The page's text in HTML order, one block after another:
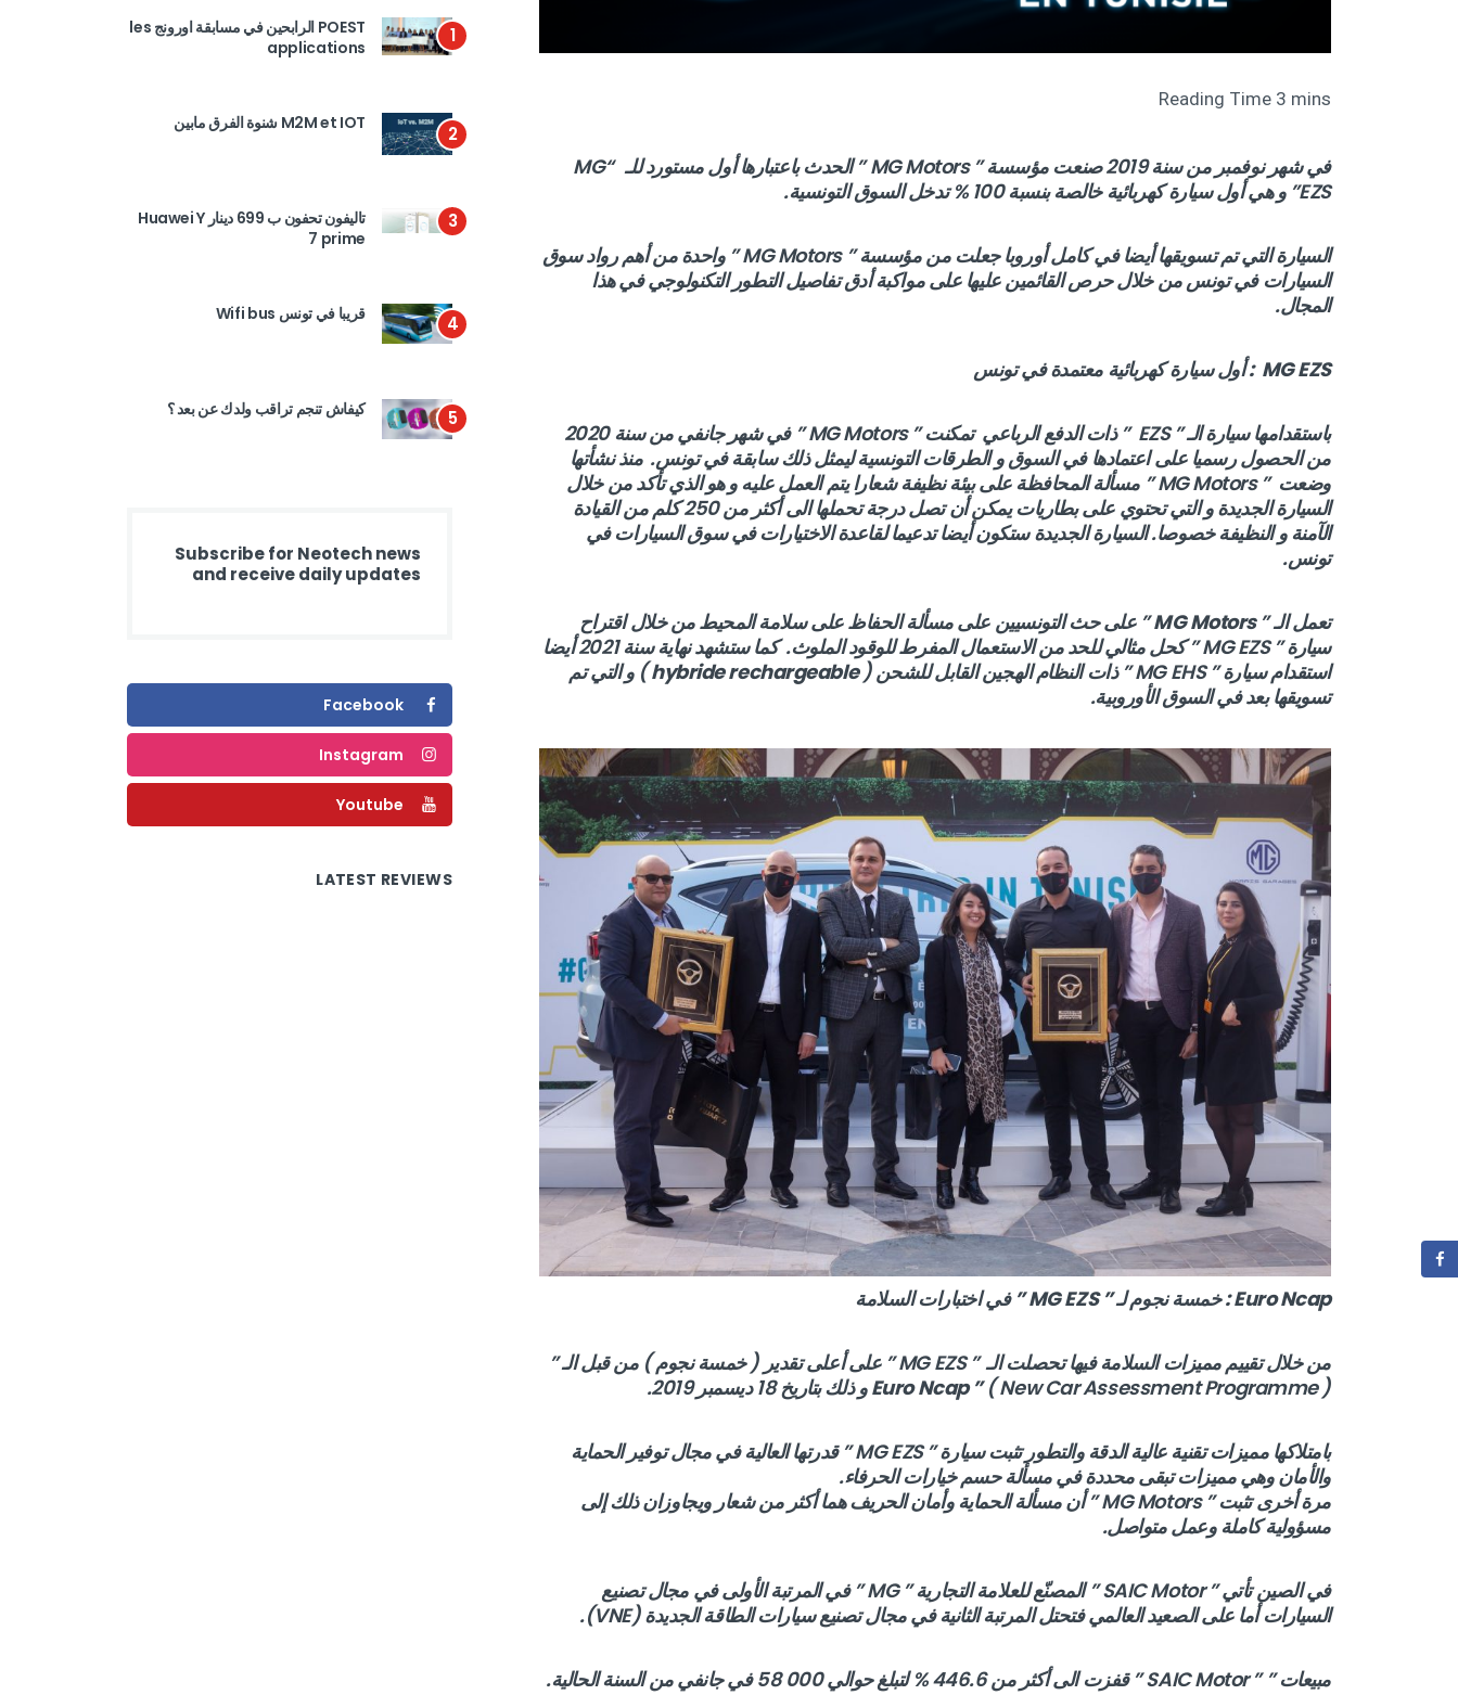
في شهر نوفمبر من سنة 2019 صنعت مؤسسة ” MG Motors ” الحدث باعتبارها أول مستورد للـ “MG
EZS” و هي أول سيارة كهربائية خالصة بنسبة 100 % تدخل السوق التونسية.
السيارة التي تم تسويقها أيضا في كامل أوروبا جعلت من مؤسسة ” MG Motors ” واحدة من أهم رواد سوق
السيارات في تونس من خلال حرص القائمين عليها على مواكبة أدق تفاصيل التطور التكنولوجي في هذا
المجال.
MG EZS : أول سيارة كهربائية معتمدة في تونس
باستقدامها سيارة الـ ” EZS ” ذات الدفع الرباعي تمكنت ” MG Motors ” في شهر جانفي من سنة 2020
من الحصول رسميا على اعتمادها في السوق و الطرقات التونسية ليمثل ذلك سابقة في تونس. منذ نشأتها
وضعت ” MG Motors ” مسألة المحافظة على بيئة نظيفة شعارا يتم العمل عليه و هو الذي تأكد من خلال
السيارة الجديدة و التي تحتوي على بطاريات يمكن أن تصل درجة تحملها الى أكثر من 250 كلم من القيادة
الآمنة و النظيفة خصوصا. السيارة الجديدة ستكون أيضا تدعيما لقاعدة الاختيارات في سوق السيارات في
تونس.
تعمل الـ ”MG Motors” على حث التونسيين على مسألة الحفاظ على سلامة المحيط من خلال اقتراح
سيارة ” MG EZS ” كحل مثالي للحد من الاستعمال المفرط للوقود الملوث. كما ستشهد نهاية سنة 2021 أيضا
استقدام سيارة ” MG EHS ” ذات النظام الهجين القابل للشحن (
hybride rechargeable) و التي تم
تسويقها بعد في السوق الأوروبية.
Euro Ncap: خمسة نجوم لـ ”MG EZS” في اختبارات السلامة
من خلال تقييم مميزات السلامة فيها تحصلت الـ ” MG EZS ” على أعلى تقدير ( خمسة نجوم ) من قبل الـ ”
Euro Ncap”( New Car Assessment Programme ) و ذلك بتاريخ 18 ديسمبر 2019.
بامتلاكها مميزات تقنية عالية الدقة والتطور تثبت سيارة ” MG EZS ” قدرتها العالية في مجال توفير الحماية
والأمان وهي مميزات تبقى محددة في مسألة حسم خيارات الحرفاء.
مرة أخرى تثبت ” MG Motors ” أن مسألة الحماية وأمان الحريف هما أكثر من شعار ويجاوزان ذلك إلى
مسؤولية كاملة وعمل متواصل.
في الصين تأتي ” SAIC Motor ” المصنّع للعلامة التجارية ” MG ” في المرتبة الأولى في مجال تصنيع
السيارات أما على الصعيد العالمي فتحتل المرتبة الثانية في مجال تصنيع سيارات الطاقة الجديدة (VNE).
مبيعات ” ” SAIC Motor ” قفزت الى أكثر من 446.6 % لتبلغ حوالي 58 000 في جانفي من السنة الحالية.
1
POEST الرابحين في مسابقة اورونج les
applications
2 M2M et IOT شنوة الفرق مابين
3
تاليفون تحفون ب 699 دينار Huawei Y
7 prime
4 قريبا في تونس Wifi bus
5 كيفاش تنجم تراقب ولدك عن بعد ؟
Subscribe for Neotech news
and receive daily updates
Facebook
Instagram
Youtube
LATEST REVIEWS